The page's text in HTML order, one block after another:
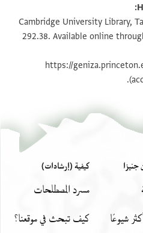
تكبير و تدوير
Cambridge University Library,
292.38. Available online
https://
شيوعًا
كيفية (إرشادات)
مسرد المصطلحات
كيف تبحث في موقعنا؟